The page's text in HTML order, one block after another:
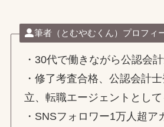
筆者（とむやむくん）プロフィ
・30代で働きながら公認会
・修了考査合格、公認会計
立、転職エージェントとし
・SNSフォロワー1万人超ア